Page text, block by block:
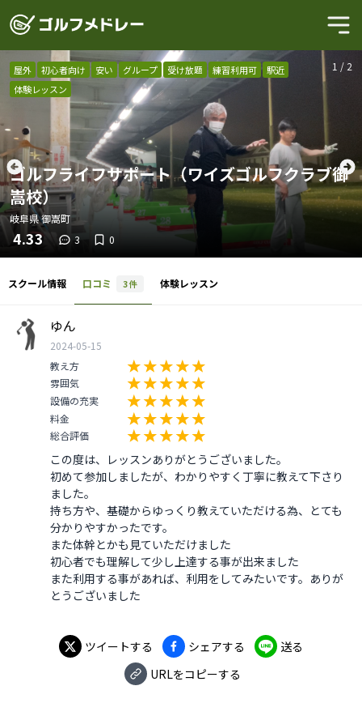
1 / 2
屋外 初心者向け 安い グループ 受け放題 練習利用可
駅近
体験レッスン
ゴルフライフサポート（ワイズゴルフクラブ御
嵩校）
岐阜県御嵩町
4.33 3 0
スクール情報 口コミ 3件 体験レッスン
ゆん
2024-05-15
教え方
雰囲気
設備の充実
料金
総合評価
この度は、レッスンありがとうございました。
初めて参加しましたが、わかりやすく丁寧に教えて下さり
ました。
持ち方や、基礎からゆっくり教えていただける為、とても
分かりやすかったです。
また体幹とかも見ていただけました
初心者でも理解して少し上達する事が出来ました
また利用する事があれば、利用をしてみたいです。ありが
ツイートする シェアする
送る
URLをコピーする